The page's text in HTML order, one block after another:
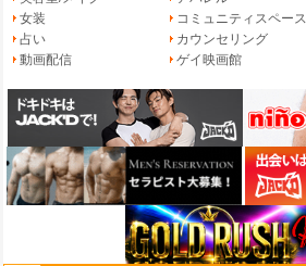
女装
コミュニティスペース
占い
カウンセリング
動画配信
ゲイ映画館